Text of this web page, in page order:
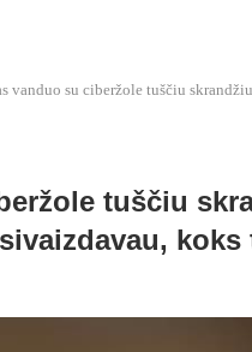
vanduo su ciberžole tuščiu
tuščiu